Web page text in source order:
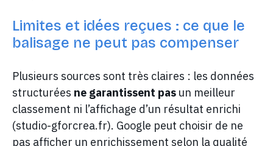
Limites et idées reçues : ce que le
balisage ne peut pas compenser
Plusieurs sources sont très claires : les données
structurées ne garantissent pasun meilleur
classement ni l’affichage d’un résultat enrichi
(studio-gforcrea.fr). Google peut choisir de ne
pas afficher un enrichissement selon la qualité